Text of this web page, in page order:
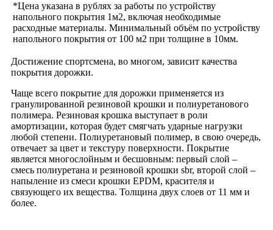
*Цена указана в рублях за работы по устройству
напольного покрытия 1м2, включая необходимые
расходные материалы. Минимальный объём по устройству
напольного покрытия от 100 м2 при толщине в 10мм.
Достижение спортсмена, во многом, зависит качества
покрытия дорожки.
Чаще всего покрытие для дорожки применяется из
гранулированной резиновой крошки и полиуретанового
полимера. Резиновая крошка выступает в роли
амортизации, которая будет смягчать ударные нагрузки
любой степени. Полиуретановый полимер, в свою очередь,
отвечает за цвет и текстуру поверхности. Покрытие
является многослойным и бесшовным: первый слой –
смесь полиуретана и резиновой крошки sbr, второй слой –
напыление из смеси крошки EPDM, красителя и
связующего их вещества. Толщина двух слоев от 11 мм и
более.